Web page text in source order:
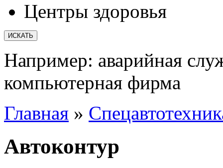
Центры здоровья
Например: аварийная
компьютерная фирма
Главная »
Автоконтур